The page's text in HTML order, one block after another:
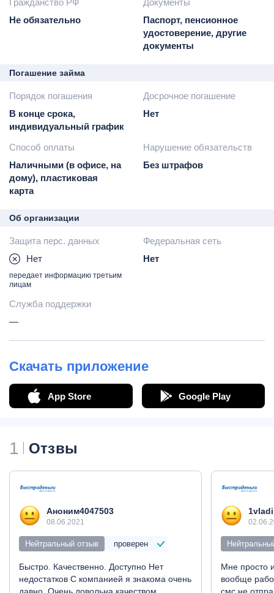
Гражданство РФ
Не обязательно
Документы
Паспорт, пенсионное
удостоверение, другие
документы
Погашение займа
Порядок погашения
В конце срока,
индивидуальный график
Досрочное погашение
Нет
Способ оплаты
Наличными (в офисе, на
дому), пластиковая
карта
Нарушение обязательств
Без штрафов
Об организации
Защита перс. данных
Нет
передает информацию третьим
лицам
Федеральная сеть
Нет
Служба поддержки
—
Скачать приложение
App Store Google Play
1 Отзвы
Аноним4047503
08.06.2021
Нейтральный отзыв проверен
Быстро. Качественно. Доступно Нет
недостатков С компанией я знакома очень
Мне просто
вообще